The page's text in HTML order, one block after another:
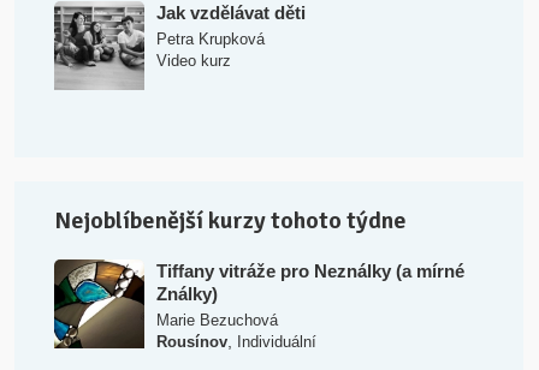
Jak vzdělávat děti
Petra Krupková
Video kurz
Nejoblíbenější kurzy tohoto týdne
Tiffany vitráže pro Neználky (a mírné
Ználky)
Marie Bezuchová
Rousínov, Individuální